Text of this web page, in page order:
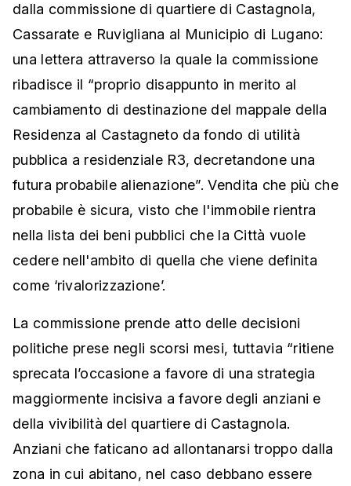
dalla commissione di quartiere di Castagnola,
Cassarate e Ruvigliana al Municipio di Lugano:
una lettera attraverso la quale la commissione
ribadisce il “proprio disappunto in merito al
cambiamento di destinazione del mappale della
Residenza al Castagneto da fondo di utilità
pubblica a residenziale R3, decretandone una
futura probabile alienazione”. Vendita che più che
probabile è sicura, visto che l'immobile rientra
nella lista dei beni pubblici che la Città vuole
cedere nell'ambito di quella che viene definita
come ‘rivalorizzazione’.
La commissione prende atto delle decisioni
politiche prese negli scorsi mesi, tuttavia “ritiene
sprecata l’occasione a favore di una strategia
maggiormente incisiva a favore degli anziani e
della vivibilità del quartiere di Castagnola.
Anziani che faticano ad allontanarsi troppo dalla
zona in cui abitano, nel caso debbano essere